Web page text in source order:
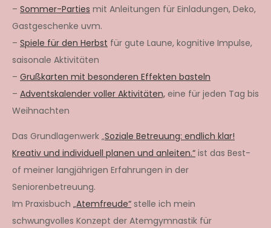
– Sommer-Parties mit Anleitungen für Einladungen, Deko,
Gastgeschenke uvm.
– Spiele für den Herbst für gute Laune, kognitive Impulse,
saisonale Aktivitäten
– Grußkarten mit besonderen Effekten basteln
– Adventskalender voller Aktivitäten, eine für jeden Tag bis
Weihnachten
Das Grundlagenwerk „Soziale Betreuung: endlich klar!
Kreativ und individuell planen und anleiten.“ ist das Best-
of meiner langjährigen Erfahrungen in der
Seniorenbetreuung.
Im Praxisbuch „Atemfreude“ stelle ich mein
schwungvolles Konzept der Atemgymnastik für